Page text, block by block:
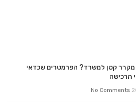
מקרר קטן למשרד? הפרמטרים שכדאי
הרכישה
No Comments